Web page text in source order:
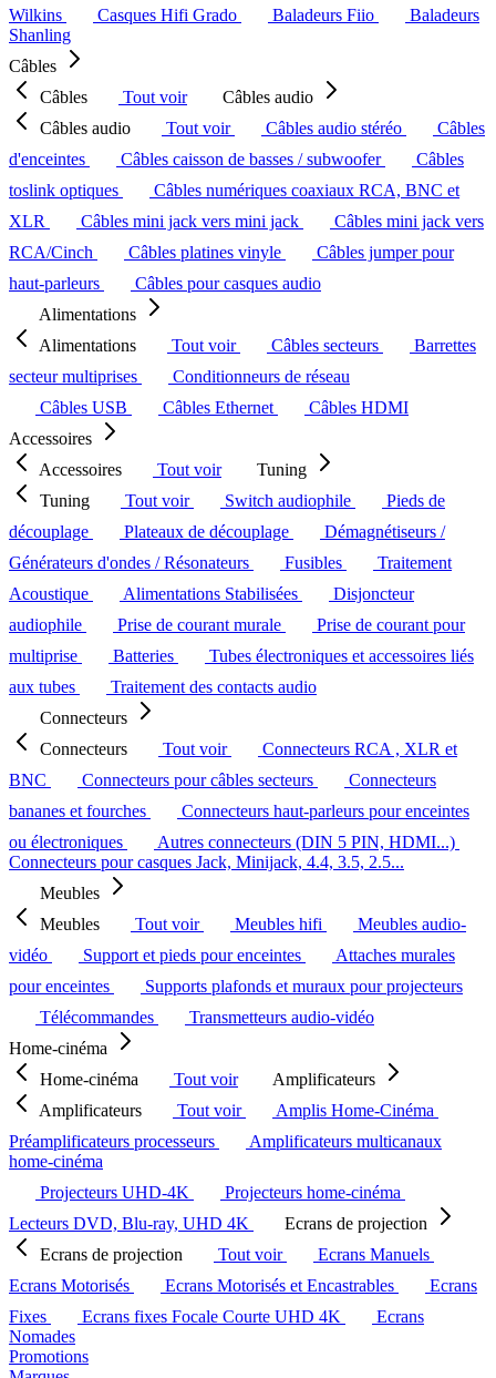
Wilkins
Casques Hifi Grado Baladeurs Fiio
Baladeurs
Shanling
Câbles
Câbles
Tout voir
Câbles audio
Câbles audio
Tout voir Câbles audio stéréo
Câbles
d'enceintes
Câbles caisson de basses / subwoofer
Câbles
toslink optiques
Câbles numériques coaxiaux RCA, BNC et
XLR
Câbles mini jack vers mini jack
Câbles mini jack vers
RCA/Cinch
Câbles platines vinyle
Câbles jumper pour
haut-parleurs
Câbles pour casques audio
Alimentations
Alimentations
Tout voir Câbles secteurs
Barrettes
secteur multiprises
Conditionneurs de réseau
Câbles USB
Câbles Ethernet
Câbles HDMI
Accessoires
Accessoires
Tout voir
Tuning
Tuning
Tout voir Switch audiophile
Pieds de
découplage
Plateaux de découplage
Démagnétiseurs /
Générateurs d'ondes / Résonateurs
Fusibles
Traitement
Acoustique
Alimentations Stabilisées
Disjoncteur
audiophile
Prise de courant murale
Prise de courant pour
multiprise
Batteries
Tubes électroniques et accessoires liés
aux tubes
Traitement des contacts audio
Connecteurs
Connecteurs
Tout voir
Connecteurs RCA , XLR et
BNC
Connecteurs pour câbles secteurs
Connecteurs
bananes et fourches
Connecteurs haut-parleurs pour enceintes
ou électroniques
Autres connecteurs (DIN 5 PIN, HDMI...)
Connecteurs pour casques Jack, Minijack, 4.4, 3.5, 2.5...
Meubles
Meubles
Tout voir Meubles hifi
Meubles audio-
vidéo
Support et pieds pour enceintes
Attaches murales
pour enceintes
Supports plafonds et muraux pour projecteurs
Télécommandes
Transmetteurs audio-vidéo
Home-cinéma
Home-cinéma
Tout voir
Amplificateurs
Amplificateurs
Tout voir
Amplis Home-Cinéma
Préamplificateurs processeurs
Amplificateurs multicanaux
home-cinéma
Projecteurs UHD-4K
Projecteurs home-cinéma
Lecteurs DVD, Blu-ray, UHD 4K
Ecrans de projection
Ecrans de projection
Tout voir
Ecrans Manuels
Ecrans Motorisés
Ecrans Motorisés et Encastrables
Ecrans
Fixes
Ecrans fixes Focale Courte UHD 4K
Ecrans
Nomades
Promotions